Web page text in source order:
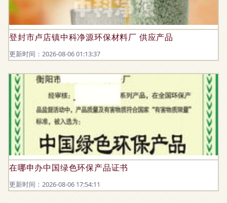
登封市卢店镇中科净源环保材料厂 供应产品
更新时间：2026-08-06 01:13:37
在哪申办中国绿色环保产品证书
更新时间：2026-08-06 17:54:11